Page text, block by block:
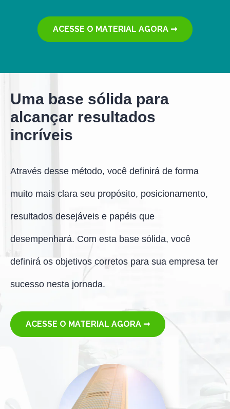
ACESSE O MATERIAL AGORA ➞
Uma base sólida para
alcançar resultados
incríveis
Através desse método, você definirá de forma
muito mais clara seu propósito, posicionamento,
resultados desejáveis e papéis que
desempenhará. Com esta base sólida, você
definirá os objetivos corretos para sua empresa ter
sucesso nesta jornada.
ACESSE O MATERIAL AGORA ➞